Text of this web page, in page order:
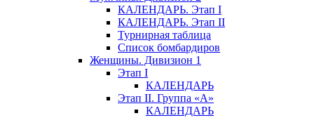
КАЛЕНДАРЬ. Этап I
КАЛЕНДАРЬ. Этап II
Турнирная таблица
Список бомбардиров
Женщины. Дивизион 1
Этап I
КАЛЕНДАРЬ
Этап II. Группа «А»
КАЛЕНДАРЬ